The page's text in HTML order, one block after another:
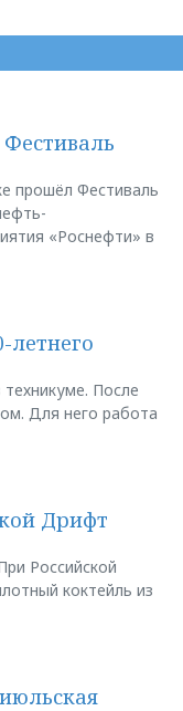
прошёл Фестиваль
«Роснефти» в
летнего
После
Для него работа
Дрифт
Российской
коктейль из